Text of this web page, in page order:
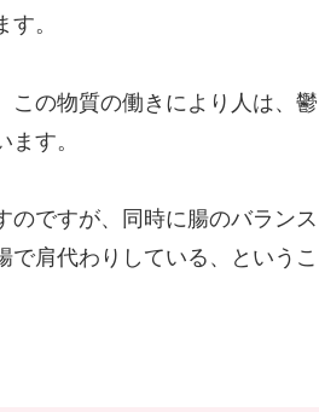
。
この物質の働きにより人は、鬱
す。
のですが、同時に腸のバランス
で肩代わりしている、というこ